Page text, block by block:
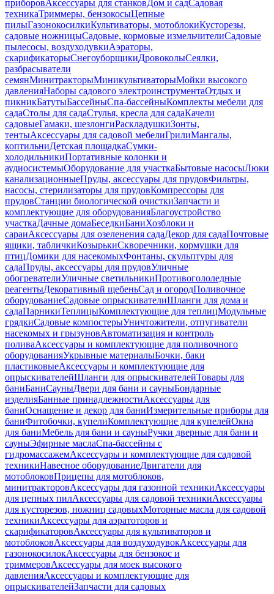
приборовАксессуары для станковДом и садСадовая
техникаТриммеры, бензокосыЦепные
пилыГазонокосилкиКультиваторы, мотоблокиКусторезы,
садовые ножницыСадовые, кормовые измельчителиСадовые
пылесосы, воздуходувкиАэраторы,
скарификаторыСнегоуборщикиДровоколыСеялки,
разбрасыватели
семянМинитракторыМиникультиваторыМойки высокого
давленияНаборы садового электроинструментаОтдых и
пикникБатутыБассейныСпа-бассейныКомплекты мебели для
садаСтолы для садаСтулья, кресла для садаКачели
садовыеГамаки, шезлонгиРаскладушкиЗонты,
тентыАксессуары для садовой мебелиГрилиМангалы,
коптильниДетская площадкаСумки-
холодильникиПортативные колонки и
аудиосистемыОборудование для участкаБытовые насосыЛюки
канализационныеПруды, аксессуары для прудовФильтры,
насосы, стерилизаторы для прудовКомпрессоры для
прудовСтанции биологической очисткиЗапчасти и
комплектующие для оборудованияБлагоустройство
участкаДачные домаБеседкиБаниХозблоки и
сараиАксессуары для озеленения садаДекор для садаПочтовые
ящики, табличкиКозырькиСкворечники, кормушки для
птицДомики для насекомыхФонтаны, скульптуры для
садаПруды, аксессуары для прудовУличные
обогревателиУличные светильникиПротивогололедные
реагентыДекоративный щебеньСад и огородПоливочное
оборудованиеСадовые опрыскивателиШланги для дома и
садаПарникиТеплицыКомплектующие для теплицМодульные
грядкиСадовые компостерыУничтожители, отпугиватели
насекомых и грызуновАвтоматизация и контроль
поливаАксессуары и комплектующие для поливочного
оборудованияУкрывные материалыБочки, баки
пластиковыеАксессуары и комплектующие для
опрыскивателейШланги для опрыскивателейТовары для
баниБаниСауныДвери для бани и сауныБондарные
изделияБанные принадлежностиАксессуары для
баниОснащение и декор для баниИзмерительные приборы для
баниФитобочки, купелиКомплектующие для купелейОкна
для баниМебель для бани и сауныРучки дверные для бани и
сауныЭфирные маслаСпа-бассейны с
гидромассажемАксессуары и комплектующие для садовой
техникиНавесное оборудованиеДвигатели для
мотоблоковПрицепы для мотоблоков,
минитракторовАксессуары для газонной техникиАксессуары
для цепных пилАксессуары для садовой техникиАксессуары
для кусторезов, ножниц садовыхМоторные масла для садовой
техникиАксессуары для аэратоторов и
скарификаторовАксессуары для культиваторов и
мотоблоковАксессуары для воздуходувокАксессуары для
газонокосилокАксессуары для бензокос и
триммеровАксессуары для моек высокого
давленияАксессуары и комплектующие для
опрыскивателейЗапчасти для садовых